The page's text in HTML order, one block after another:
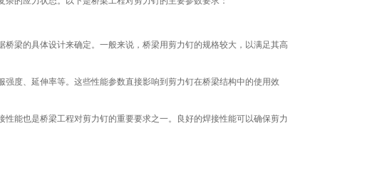
梁的具体设计来确定。一般来说，桥梁用剪力钉的规格较大，以满足其高
度、延伸率等。这些性能参数直接影响到剪力钉在桥梁结构中的使用效
能也是桥梁工程对剪力钉的重要要求之一。良好的焊接性能可以确保剪力